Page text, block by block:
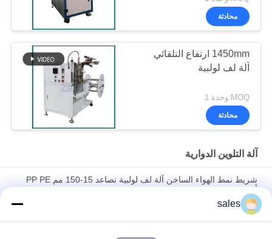
محادثة
1450mm ارتفاع التلقائي
آلة لف لولبية
MOQ:وحدة 1
محادثة
آلة التلوين الدوارية
شريط نمط الهواء الساخن آلة لف لولبية تصاعد 15-150 مم PP PE
أنبوب
الشريط
sales